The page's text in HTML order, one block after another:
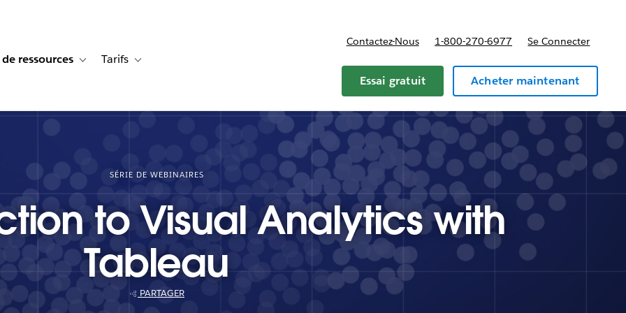
de cas for Solutions
ressources Toggle sub-navigation for Centre de ressources
Tarifs Toggle sub-navigation for Tarifs
Contactez-Nous 1-800-270-6977 Se Connecter
Essai gratuit Acheter maintenant
SÉRIE DE WEBINAIRES
to Visual Analytics with
Tableau
PARTAGER